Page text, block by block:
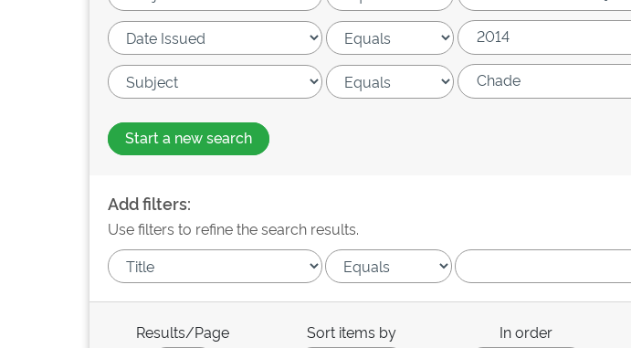
Start a new search
Add filters:
Use filters to refine the search results.
Results/Page Sort items by In order